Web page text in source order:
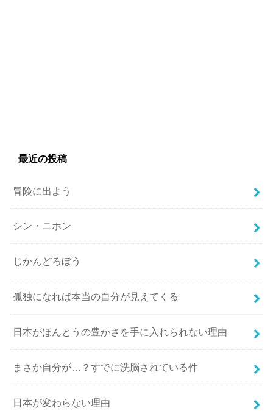
最近の投稿
冒険に出よう
シン・ニホン
じかんどろぼう
孤独になれば本当の自分が見えてくる
日本がほんとうの豊かさを手に入れられない理由
まさか自分が…？すでに洗脳されている件
日本が変わらない理由